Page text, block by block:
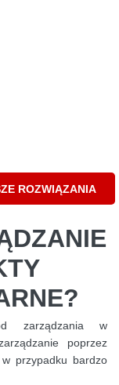
ROZWIĄZANIA
zarządzania w
poprzez
w przypadku bardzo